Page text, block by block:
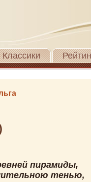
Классики
пирамиды,
тенью,